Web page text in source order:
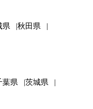
県
秋田県
葉県
茨城県